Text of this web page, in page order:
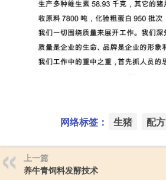
网络标签： 生猪 配方
上一篇
养牛青饲料发酵技术